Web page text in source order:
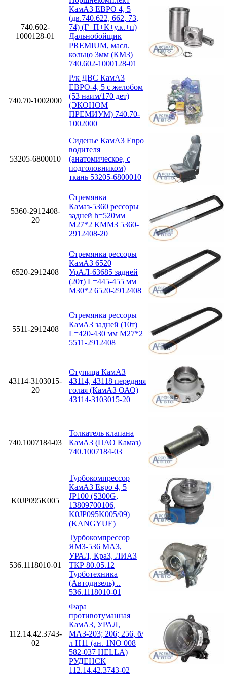
740.602-
1000128-01
КамАЗ ЕВРО 4, 5
(дв.740.622, 662, 73,
74) (Г+П+К+у.к.+п)
Дальнобойщик
PREMIUM, масл.
кольцо 3мм (КМЗ)
740.602-1000128-01
740.70-1002000
Р/к ДВС КамАЗ
ЕВРО-4, 5 с желобом
(53 наим/170 дет)
(ЭКОНОМ
ПРЕМИУМ) 740.70-
1002000
53205-6800010
Сиденье КамАЗ Евро
водителя
(анатомическое, с
подголовником)
ткань 53205-6800010
5360-2912408-
20
Стремянка
Камаз-5360 рессоры
задней h=520мм
М27*2 КММЗ 5360-
2912408-20
6520-2912408
Стремянка рессоры
КамАЗ 6520
УрАЛ-63685 задней
(20т) L=445-455 мм
М30*2 6520-2912408
5511-2912408
Стремянка рессоры
КамАЗ задней (10т)
L=420-430 мм М27*2
5511-2912408
43114-3103015-
20
Ступица КамАЗ
43114, 43118 передняя
голая (КамАЗ ОАО)
43114-3103015-20
740.1007184-03
Толкатель клапана
КамАЗ (ПАО Камаз)
740.1007184-03
K0JP095K005
Турбокомпрессор
КамАЗ Евро 4, 5
JP100 (S300G,
13809700106,
K0JP095K005/09)
(KANGYUE)
536.1118010-01
Турбокомпрессор
ЯМЗ-536 МАЗ,
УРАЛ, КраЗ, ЛИАЗ
ТКР 80.05.12
Турботехника
(Автодизель) ..
536.1118010-01
112.14.42.3743-
02
Фара
противотуманная
КамАЗ, УРАЛ,
МАЗ-203; 206; 256, б/
л H11 (ан. 1NO 008
582-037 HELLA)
РУДЕНСК
112.14.42.3743-02